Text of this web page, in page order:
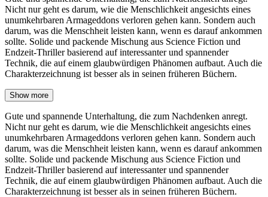
Nicht nur geht es darum, wie die Menschlichkeit angesichts eines
unumkehrbaren Armageddons verloren gehen kann. Sondern auch
darum, was die Menschheit leisten kann, wenn es darauf ankommen
sollte. Solide und packende Mischung aus Science Fiction und
Endzeit-Thriller basierend auf interessanter und spannender
Technik, die auf einem glaubwürdigen Phänomen aufbaut. Auch die
Charakterzeichnung ist besser als in seinen früheren Büchern.
Show more
Gute und spannende Unterhaltung, die zum Nachdenken anregt.
Nicht nur geht es darum, wie die Menschlichkeit angesichts eines
unumkehrbaren Armageddons verloren gehen kann. Sondern auch
darum, was die Menschheit leisten kann, wenn es darauf ankommen
sollte. Solide und packende Mischung aus Science Fiction und
Endzeit-Thriller basierend auf interessanter und spannender
Technik, die auf einem glaubwürdigen Phänomen aufbaut. Auch die
Charakterzeichnung ist besser als in seinen früheren Büchern.